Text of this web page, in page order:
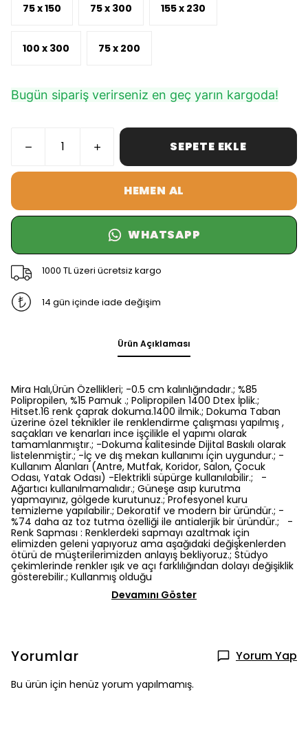
75 x 150 75 x 300 155 x 230
100 x 300 75 x 200
Bugün sipariş verirseniz en geç yarın kargoda!
SEPETE EKLE
HEMEN AL
WHATSAPP
1000 TL üzeri ücretsiz kargo
14 gün içinde iade değişim
Ürün Açıklaması
Mira Halı,Ürün Özellikleri; -0.5 cm kalınlığındadır.; %85
Polipropilen, %15 Pamuk .; Polipropilen 1400 Dtex İplik.;
Hitset.16 renk çaprak dokuma.1400 ilmik.; Dokuma Taban
üzerine özel teknikler ile renklendirme çalışması yapılmış ,
saçakları ve kenarları ince işçilikle el yapımı olarak
tamamlanmıştır.; -Dokuma kalitesinde Dijital Baskılı olarak
listelenmiştir.; -İç ve dış mekan kullanımı için uygundur.; -
Kullanım Alanları (Antre, Mutfak, Koridor, Salon, Çocuk
Odası, Yatak Odası) -Elektrikli süpürge kullanılabilir.; -
Ağartıcı kullanılmamalıdır.; Güneşe asıp kurutma
yapmayınız, gölgede kurutunuz.; Profesyonel kuru
temizleme yapılabilir.; Dekoratif ve modern bir üründür.; -
%74 daha az toz tutma özelliği ile antialerjik bir üründür.; -
Renk Sapması : Renklerdeki sapmayı azaltmak için
elimizden geleni yapıyoruz ama aşağıdaki değişkenlerden
ötürü de müşterilerimizden anlayış bekliyoruz.; Stüdyo
çekimlerinde renkler ışık ve açı farklılığından dolayı değişiklik
gösterebilir.; Kullanmış olduğu
Devamını Göster
Yorumlar Yorum Yap
Bu ürün için henüz yorum yapılmamış.